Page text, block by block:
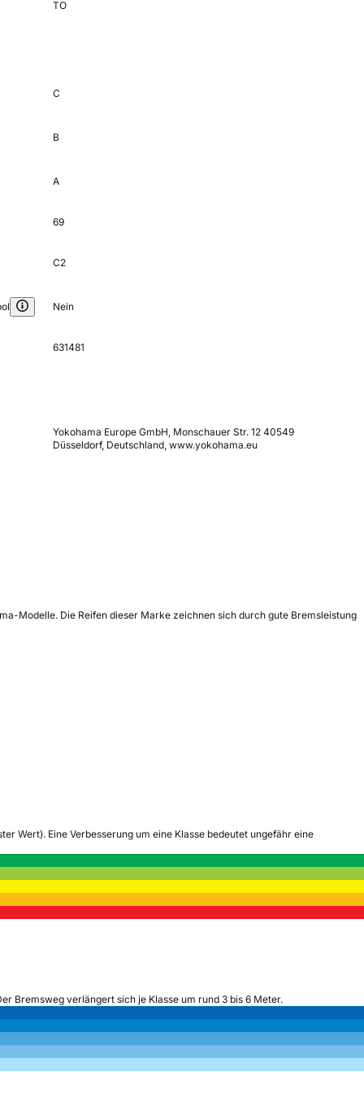
TO
C
B
A
69
C2
Nein
631481
Yokohama Europe GmbH, Monschauer Str. 12 40549
Düsseldorf, Deutschland, www.yokohama.eu
Modelle. Die Reifen dieser Marke zeichnen sich durch gute Bremsleistung
Wert). Eine Verbesserung um eine Klasse bedeutet ungefähr eine
Bremsweg verlängert sich je Klasse um rund 3 bis 6 Meter.